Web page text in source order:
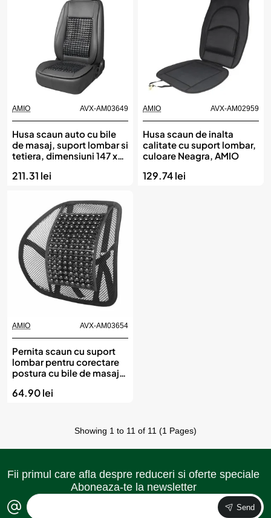
AMIO AVX-AM03649
Husa scaun auto cu bile
de masaj, suport lombar si
tetiera, dimensiuni 147 x
AMIO
211.31 lei
AMIO AVX-AM02959
Husa scaun de inalta
calitate cu suport lombar,
culoare Neagra, AMIO
129.74 lei
AMIO AVX-AM03654
Pernita scaun cu suport
lombar pentru corectare
postura cu bile de masaj,
culoare Neagra, AMIO
64.90 lei
Showing 1 to 11 of 11 (1 Pages)
Fii primul care afla despre reduceri si oferte speciale
Aboneaza-te la newsletter
Send